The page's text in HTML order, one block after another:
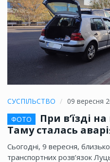
СУСПІЛЬСТВО
09 вересня
ФОТО
При в’їзді
Таму сталась
Сьогодні, 9 вересня,
транспортних розв’язок